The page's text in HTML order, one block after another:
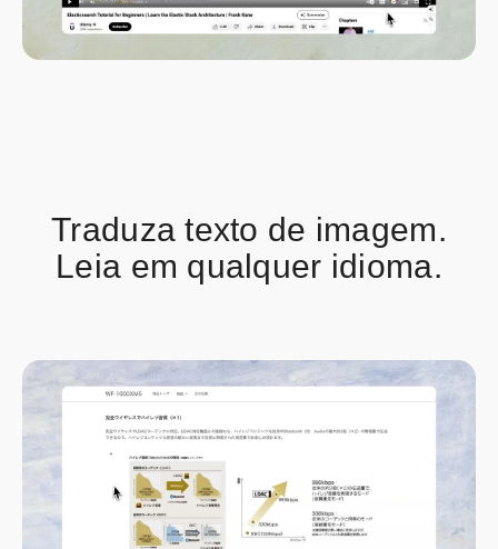
Traduza texto de imagem.
Leia em qualquer idioma.